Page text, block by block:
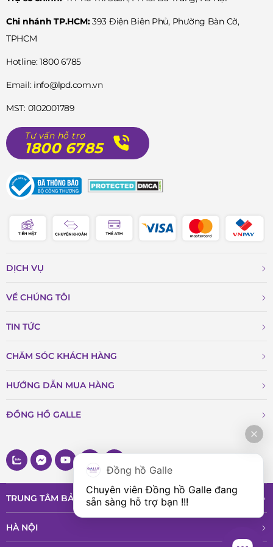
Chi nhánh TP.HCM:393 Điện Biên Phủ, Phường Bàn Cờ,
TPHCM
Hotline: 1800 6785
Email: info@lpd.com.vn
MST: 0102001789
Tư vấn hỗ trợ
1800 6785
DỊCH VỤ
VỀ CHÚNG TÔI
TIN TỨC
CHĂM SÓC KHÁCH HÀNG
HƯỚNG DẪN MUA HÀNG
ĐỒNG HỒ GALLE
TRUNG TÂM BẢO HÀNH VÀ DỊCH VỤ
HÀ NỘI
Đồng hồ Galle
Chuyên viên Đồng hồ Galle đang
sẵn sàng hỗ trợ bạn !!!